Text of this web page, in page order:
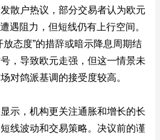
散户热议，部分交易者认为欧元
遇阻力，但短线仍有上行空间。
放态度”的措辞或暗示降息周期结
，导致欧元走强，但这一情景未
对鸽派基调的接受度较高。
示，机构更关注通胀和增长的长
线波动和交易策略。决议前的谨